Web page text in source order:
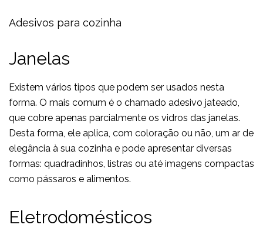
Adesivos para cozinha
Janelas
Existem vários tipos que podem ser usados nesta
forma. O mais comum é o chamado adesivo jateado,
que cobre apenas parcialmente os vidros das janelas.
Desta forma, ele aplica, com coloração ou não, um ar de
elegância à sua cozinha e pode apresentar diversas
formas: quadradinhos, listras ou até imagens compactas
como pássaros e alimentos.
Eletrodomésticos